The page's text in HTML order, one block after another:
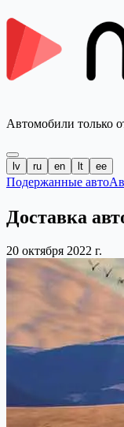
Автомобили только
lv ru en lt ee
Подержанные авто
Доставка
20 октября 2022 г.